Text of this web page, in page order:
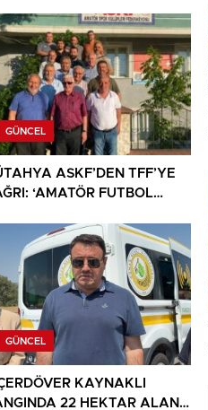
GÜNCEL
ASKF’DEN TFF’YE
‘AMATÖR FUTBOL
GÜNCEL
KAYNAKLI
22 HEKTAR ALAN